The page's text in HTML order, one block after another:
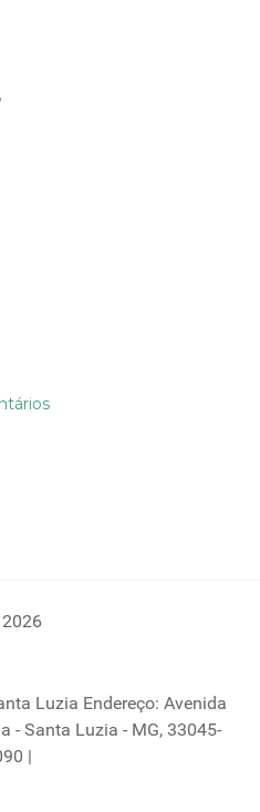
Luzia Endereço: Avenida
- Santa Luzia - MG, 33045-
|